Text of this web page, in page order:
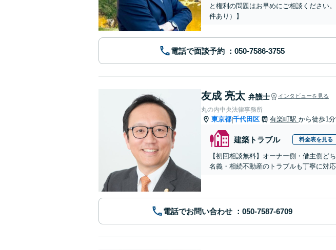
と権利の問題はお早めにご相談ください
件あり）】
電話で面談予約
友成 亮太 弁護士 インタビューを見る
丸の内中央法律事務所
東京都|千代田区 有楽町駅 から徒歩1分
建築トラブル 料金表を見る
【初回相談無料】オーナー側・借主側ど
名義・相続不動産のトラブルも丁寧に対
電話でお問い合わせ